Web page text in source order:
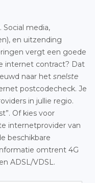
media,
en uitzending
vergt een goede
internet contract? Dat
naar het snelste
postcodecheck. Je
in jullie regio.
Of kies voor
internetprovider van
beschikbare
omtrent 4G
ADSL/VDSL.